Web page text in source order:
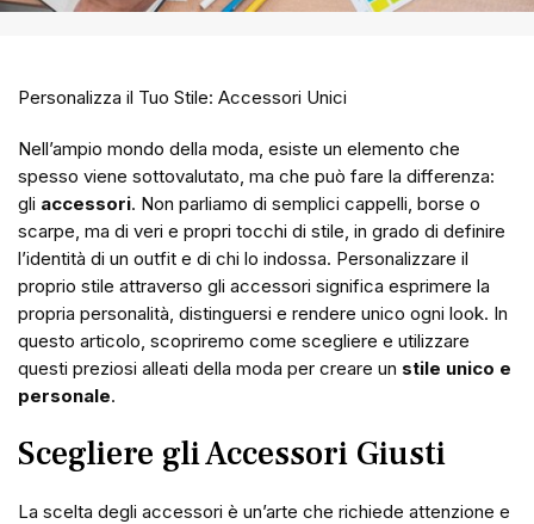
Personalizza il Tuo Stile: Accessori Unici
Nell’ampio mondo della moda, esiste un elemento che
spesso viene sottovalutato, ma che può fare la differenza:
gli accessori. Non parliamo di semplici cappelli, borse o
scarpe, ma di veri e propri tocchi di stile, in grado di definire
l’identità di un outfit e di chi lo indossa. Personalizzare il
proprio stile attraverso gli accessori significa esprimere la
propria personalità, distinguersi e rendere unico ogni look. In
questo articolo, scopriremo come scegliere e utilizzare
questi preziosi alleati della moda per creare un stile unico e
personale.
Scegliere gli Accessori Giusti
La scelta degli accessori è un’arte che richiede attenzione e